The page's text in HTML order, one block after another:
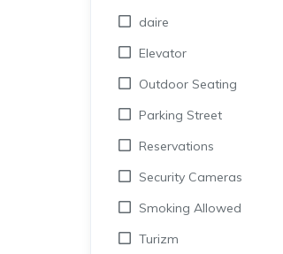
daire
Elevator
Outdoor Seating
Parking Street
Reservations
Security Cameras
Smoking Allowed
Turizm